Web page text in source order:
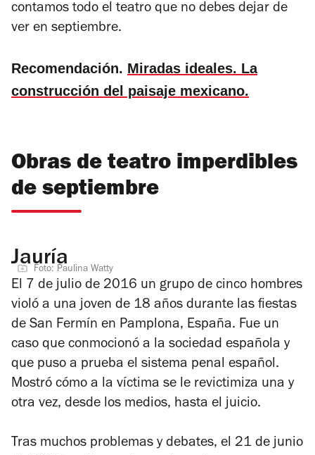
contamos todo el teatro que no debes dejar de
ver en septiembre.
Recomendación. Miradas ideales. La
construcción del paisaje mexicano.
Obras de teatro imperdibles
de septiembre
Jauría
Foto: Paulina Watty
El 7 de julio de 2016 un grupo de cinco hombres
violó a una joven de 18 años durante las fiestas
de San Fermín en Pamplona, España. Fue un
caso que conmocionó a la sociedad española y
que puso a prueba el sistema penal español.
Mostró cómo a la víctima se le revictimiza una y
otra vez, desde los medios, hasta el juicio.
Tras muchos problemas y debates, el 21 de junio